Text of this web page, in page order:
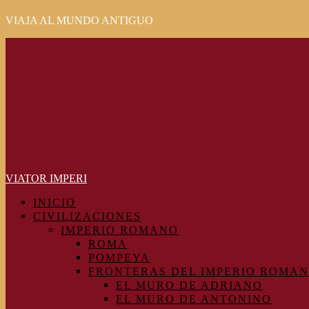
VIAJA AL MUNDO ANTIGUO
VIATOR IMPERI
INICIO
CIVILIZACIONES
IMPERIO ROMANO
ROMA
POMPEYA
FRONTERAS DEL IMPERIO
EL MURO DE ADRIANO
EL MURO DE ANTONINO